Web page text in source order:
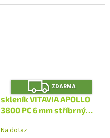
Z
D
A
R
M
ZDARMA
skleník VITAVIA APOLLO
3800 PC 6 mm stříbrný
Na dotaz